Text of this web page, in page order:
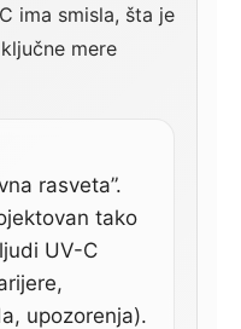
ima smisla, šta je
mere
rasveta”.
tako
UV-C
upozorenja).